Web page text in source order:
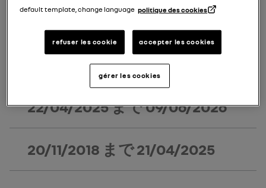
あなたの車両の初度登録日に対応する版期を選択してくだ
10/06/2026まで 今日
22/04/2025まで09/06/2026
20/11/2018 まで21/04/2025
default template, change language politique des cookies
refuser les cookie accepter les cookies
gérer les cookies